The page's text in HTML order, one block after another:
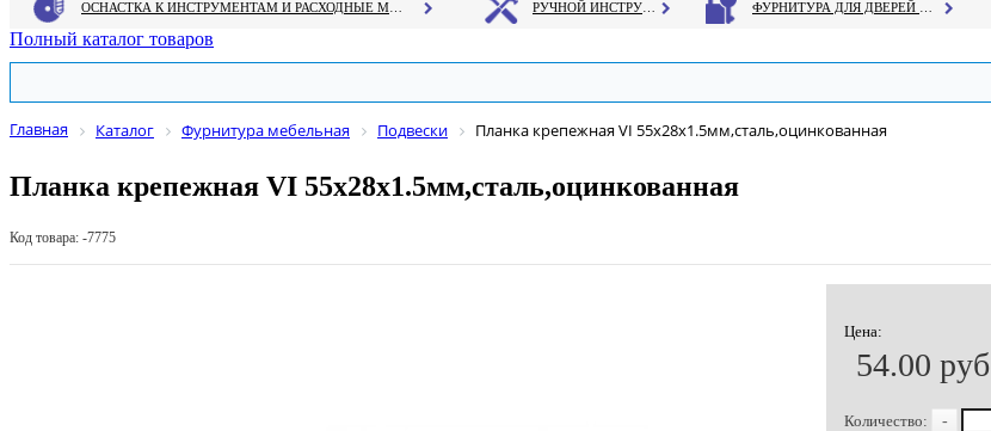
Полный каталог товаров
Главная Каталог Фурнитура мебельная Подвески Планка крепежная VI 55х28х1.5мм,сталь,оцинкованная
Планка крепежная VI 55х28х1.5мм,сталь,оцинкованная
Код товара: -7775
Цена:
54.00 руб
Количество: -